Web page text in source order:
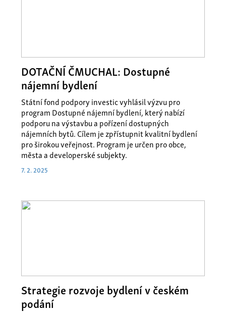
DOTAČNÍ ČMUCHAL: Dostupné
nájemní bydlení
Státní fond podpory investic vyhlásil výzvu pro
program Dostupné nájemní bydlení, který nabízí
podporu na výstavbu a pořízení dostupných
nájemních bytů. Cílem je zpřístupnit kvalitní bydlení
pro širokou veřejnost. Program je určen pro obce,
města a developerské subjekty.
7. 2. 2025
Strategie rozvoje bydlení v českém
podání